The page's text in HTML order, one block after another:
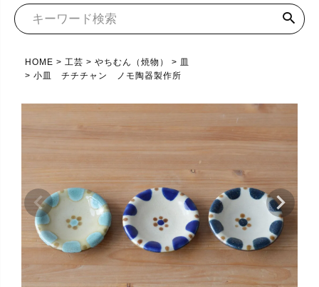
HOME 工芸 やちむん（焼物）
皿
小皿 チチチャン ノモ陶器製作所
へ